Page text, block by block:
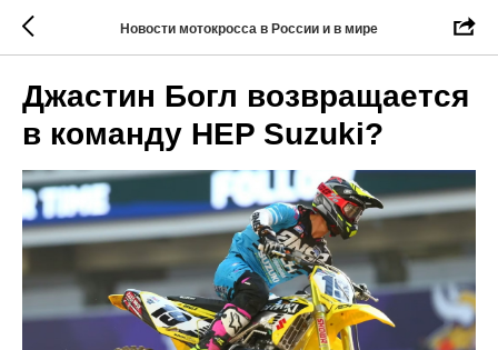
Новости мотокросса в России и в мире
Джастин Богл возвращается
в команду HEP Suzuki?